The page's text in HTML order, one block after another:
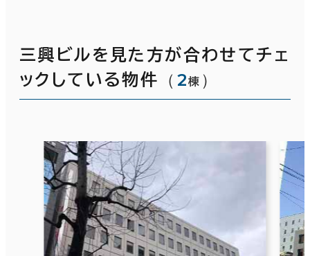
三興ビルを見た方が合わせてチェ
ックしている物件
（ 2棟 ）